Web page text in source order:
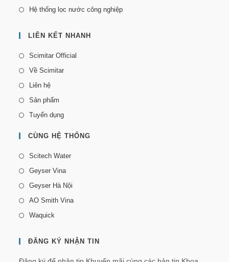
Hệ thống lọc nước công nghiệp
LIÊN KẾT NHANH
Scimitar Official
Về Scimitar
Liên hệ
Sản phẩm
Tuyển dụng
CÙNG HỆ THỐNG
Scitech Water
Geyser Vina
Geyser Hà Nội
AO Smith Vina
Waquick
ĐĂNG KÝ NHẬN TIN